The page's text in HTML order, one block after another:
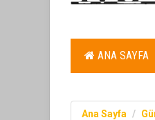
ANA SAYFA
Ana Sayfa